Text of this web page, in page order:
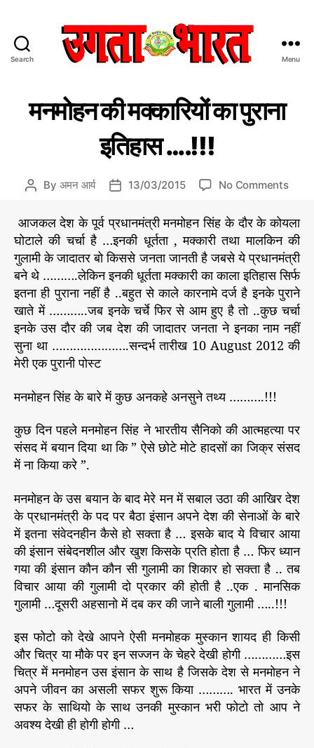
Search
ता
भा
त
हिं
दी
मा
चा
र
प
त्र
Menu
e
s
मनमोहन की मक्कारियों का पुराना
इतिहास ….!!!
P
s
a
u
t
h
o
r
By अमन आर्य
P
s
t
d
a
t
e
13/03/2015 No Commentso
न
मो
ह
न
की
म
क्का
रि
यों
इ
ति
…
.
!
!
!
आजकल देश के पूर्व प्रधानमंत्री मनमोहन सिंह के दौर के कोयला
घोटाले की चर्चा है …इनकी धूर्तता , मक्कारी तथा मालकिन की
गुलामी के जादातर बो किससे जनता जानती है जबसे ये प्रधानमंत्री
बने थे ……….लेकिन इनकी धूर्तता मक्कारी का काला इतिहास सिर्फ
इतना ही पुराना नहीं है ..बहुत से काले कारनामे दर्ज है इनके पुराने
खाते में ………..जब इनके चर्चे फिर से आम हुए है तो ..कुछ चर्चा
इनके उस दौर की जब देश की जादातर जनता ने इनका नाम नहीं
सुना था ………………….सन्दर्भ तारीख 10 August 2012 की
मेरी एक पुरानी पोस्ट
मनमोहन सिंह के बारे में कुछ अनकहे अनसुने तथ्य ……….!!!
कुछ दिन पहले मनमोहन सिंह ने भारतीय सैनिको की आत्महत्या पर
संसद में बयान दिया था कि ” ऐसे छोटे मोटे हादसों का जिक्र संसद
में ना किया करे ”.
मनमोहन के उस बयान के बाद मेरे मन में सबाल उठा की आखिर देश
के प्रधानमंत्री के पद पर बैठा इंसान अपने देश की सेनाओं के बारे
में इतना संवेदनहीन कैसे हो सक्ता है … इसके बाद ये विचार आया
की इंसान संबेदनशील और खुश किसके प्रति होता है … फिर ध्यान
गया की इंसान कौन कौन सी गुलामी का शिकार हो सक्ता है .. तब
विचार आया की गुलामी दो प्रकार की होती है ..एक . मानसिक
गुलामी …दूसरी अहसानो में दब कर की जाने बाली गुलामी …..!!!
इस फोटो को देखे आपने ऐसी मनमोहक मुस्कान शायद ही किसी
और चित्र या मौके पर इन सज्जन के चेहरे देखी होगी …………इस
चित्र में मनमोहन उस इंसान के साथ है जिसके देश से मनमोहन ने
अपने जीवन का असली सफर शुरू किया ………. भारत में उनके
सफर के साथियो के साथ उनकी मुस्कान भरी फोटो तो आप ने
अवश्य देखी ही होगी होगी …